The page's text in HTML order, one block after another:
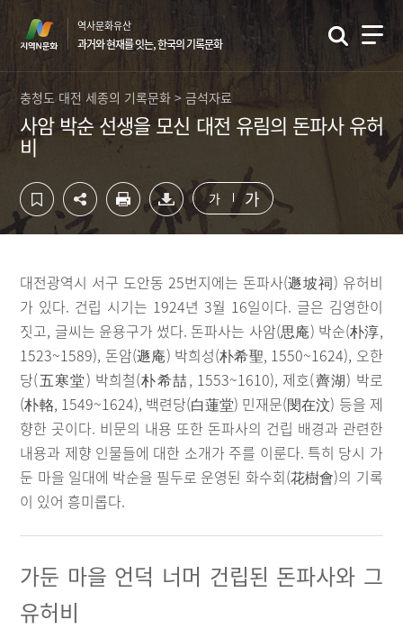
영
역
로
역
바
가
역사문화유산
과거와 현재를 잇는, 한국의 기록문화
충청도 대전 세종의 기록문화 > 금석자료
사암 박순 선생을 모신 대전 유림의 돈파사 유허
비
가 가
대전광역시 서구 도안동 25번지에는 돈파사(遯坡祠) 유허비
가 있다. 건립 시기는 1924년 3월 16일이다. 글은 김영한이
짓고, 글씨는 윤용구가 썼다. 돈파사는 사암(思庵) 박순(朴淳,
1523~1589), 돈암(遯庵) 박희성(朴希聖, 1550~1624), 오한
당(五寒堂) 박희철(朴希喆, 1553~1610), 제호(薺湖) 박로
(朴輅, 1549~1624), 백련당(白蓮堂) 민재문(閔在汶) 등을 제
향한 곳이다. 비문의 내용 또한 돈파사의 건립 배경과 관련한
내용과 제향 인물들에 대한 소개가 주를 이룬다. 특히 당시 가
둔 마을 일대에 박순을 필두로 운영된 화수회(花樹會)의 기록
이 있어 흥미롭다.
가둔 마을 언덕 너머 건립된 돈파사와 그
유허비